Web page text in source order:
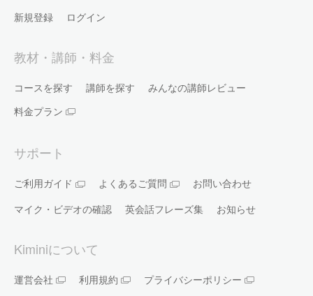
新規登録 ログイン
教材・講師・料金
コースを探す 講師を探す
みんなの講師レビュー
料金プラン
サポート
ご利用ガイド よくあるご質問
お問い合わせ
マイク・ビデオの確認
英会話フレーズ集 お知らせ
Kiminiについて
運営会社 利用規約
プライバシーポリシー